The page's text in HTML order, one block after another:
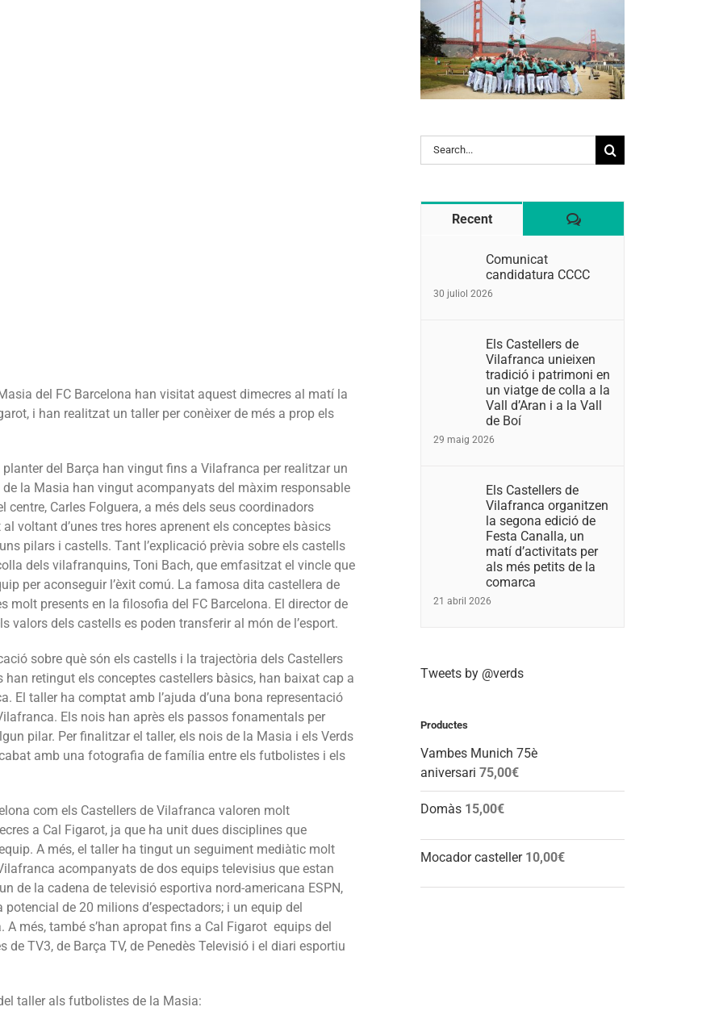
del FC Barcelona han visitat aquest dimecres al matí la
i han realitzat un taller per conèixer de més a prop els
del Barça han vingut fins a Vilafranca per realitzar un
la Masia han vingut acompanyats del màxim responsable
Carles Folguera, a més dels seus coordinadors
voltant d’unes tres hores aprenent els conceptes bàsics
pilars i castells. Tant l’explicació prèvia sobre els castells
dels vilafranquins, Toni Bach, que emfasitzat el vincle que
per aconseguir l’èxit comú. La famosa dita castellera de
molt presents en la filosofia del FC Barcelona. El director de
valors dels castells es poden transferir al món de l’esport.
sobre què són els castells i la trajectòria dels Castellers
retingut els conceptes castellers bàsics, han baixat cap a
El taller ha comptat amb l’ajuda d’una bona representació
Els nois han après els passos fonamentals per
pilar. Per finalitzar el taller, els nois de la Masia i els Verds
amb una fotografia de família entre els futbolistes i els
com els Castellers de Vilafranca valoren molt
a Cal Figarot, ja que ha unit dues disciplines que
A més, el taller ha tingut un seguiment mediàtic molt
acompanyats de dos equips televisius que estan
de la cadena de televisió esportiva nord-americana ESPN,
de 20 milions d’espectadors; i un equip del
A més, també s’han apropat fins a Cal Figarot equips del
de TV3, de Barça TV, de Penedès Televisió i el diari esportiu
taller als futbolistes de la Masia:
Search
for:
Recent Comentaris
Comunicat
candidatura CCCC
30 juliol 2026
Els Castellers de
Vilafranca unieixen
tradició i patrimoni en
un viatge de colla a la
Vall d’Aran i a la Vall
de Boí
29 maig 2026
Els Castellers de
Vilafranca organitzen
la segona edició de
Festa Canalla, un
matí d’activitats per
als més petits de la
comarca
21 abril 2026
Tweets by @verds
Productes
Vambes Munich 75è
aniversari 75,00€
Domàs 15,00€
Mocador casteller 10,00€